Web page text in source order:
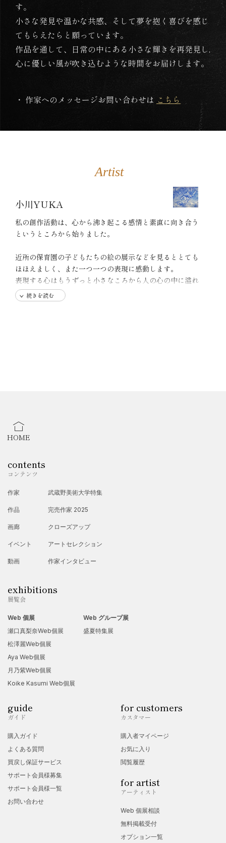
す。
小さな発見や温かな共感、そして夢を抱く喜びを感じ
てもらえたらと願っています。
作品を通して、日常の中にある小さな輝きを再発見し,
心に優しい風が吹き込むような時間をお届けします。
・ 作家へのメッセージお問い合わせは こちら
Artist
小川YUKA
私の創作活動は、心から沸き起こる感情と素直に向き合う
というところから始りました。
近所の保育園の子どもたちの絵の展示などを見るととても
ほほえましく、また一つ一つの表現に感動します。
表現する心はもうずっと小さなころから人の心の中に溢れ
ています。
それを、私はずっと追っています。
活動歴ー
これまで、様々な福祉施設、教育機関、高齢者施設など
で、子どもや大人、高齢者の方々と共に、絵やオブジェな
取り組みを行ってきました。
また、アートスタジオ「アトリエマル」では、子供たちや
切にし、心穏やかに過ごせる環境の中で創作できるように
工夫しています。
京都芸術大学で学んだ日本画は、岩絵具や膠といった自然
素材の温かみが、現代を生きるすべての人の心に響くと思
込め、見る人の心に優しく寄り添い、生きる喜びを与える
作品を生み出していきたいと願っています。
社会福祉士、精神保健福祉士、保育士、臨床美術士4級、タ
ッチフォーヘルスインストラクター
My creative journey began with opening my heart to the
emotions that naturally arise within me.
Seeing exhibitions of children’s paintings at a nearby nu
h each unique expression.
The desire to express ourselves has always lived within t
he human heart, even from childhood — and I’ve been f
ollowing that impulse all my life.
put into words through painting and writing. No matter w
hat challenges I face, transforming them into colors, im
ages, and words brings healing and peace to my heart.
Today, I continue my art practice while being inspired b
y the power of art to heal and connect. Through my wor
k, I hope to share a sense of warmth and harmony with
続きを読む
HOME
contents
コンテンツ
作家
作品
画廊
イベント
動画
武蔵野美術大学特集
完売作家 2025
クローズアップ
アートセレクション
作家インタビュー
exhibitions
展覧会
Web 個展
瀬口真梨奈Web個展
松澤麗Web個展
Aya Web個展
月乃紫Web個展
Koike Kasumi Web個展
Web グループ展
盛夏特集展
guide
ガイド
購入ガイド
よくある質問
買戻し保証サービス
サポート会員様募集
サポート会員様一覧
お問い合わせ
for customers
カスタマー
購入者マイページ
お気に入り
閲覧履歴
for artist
アーティスト
Web 個展相談
無料掲載受付
オプション一覧